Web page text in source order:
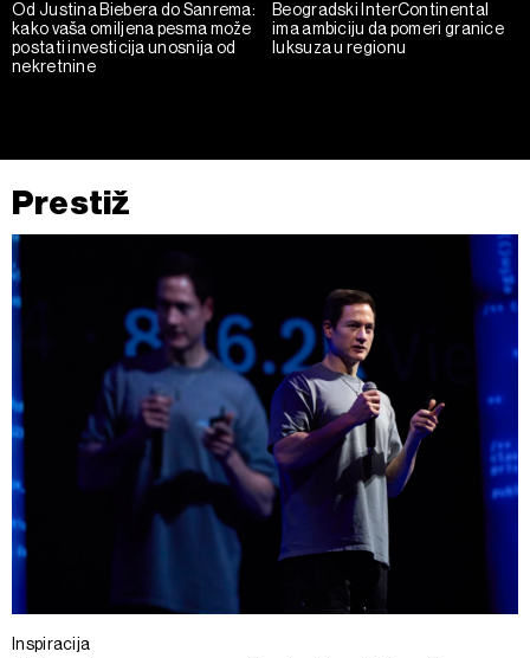
Od Justina Biebera do Sanrema:
kako vaša omiljena pesma može
postati investicija unosnija od
nekretnine
Beogradski InterContinental
ima ambiciju da pomeri granice
luksuza u regionu
Prestiž
Inspiracija